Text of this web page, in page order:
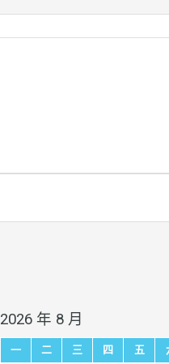
2026 年 8 月
一 二 三 四 五